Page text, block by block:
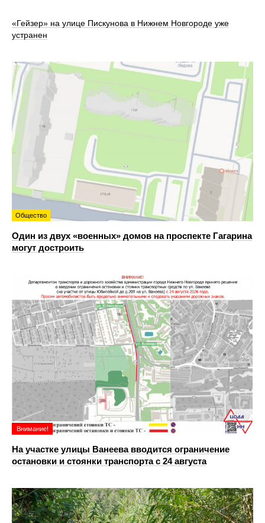
«Гейзер» на улице Пискунова в Нижнем Новгороде уже
устранен
Общество
Один из двух «военных» домов на проспекте Гагарина
могут достроить
Внимание!
На участке улицы Ванеева вводится ограничение
остановки и стоянки транспорта с 24 августа